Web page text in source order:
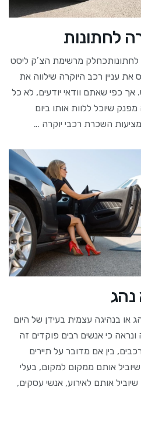
לחתונות
מרשימת הצ’ק ליסט
עניין רכב היוקרה שילווה את
אך כפי שאתם וודאי יודעים, לא כל
שיוכל ללוות אותו ביום
השכרת רכבי יוקרה …
בנהיגה עצמית בעידן של היום
כי אנשים רבים פוקדים זה
בין אם מדובר על תיירים
אותם ממקום למקום, בעלי
שיוביל אותם לאירוע, אנשי עסקים,